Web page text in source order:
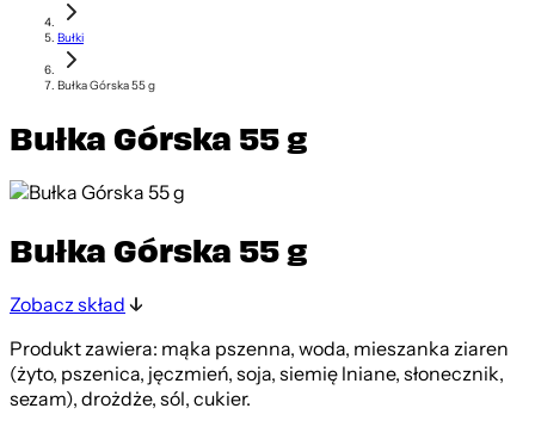
Bułki
Bułka Górska 55 g
Bułka Górska 55 g
Bułka Górska 55 g
Zobacz skład
Produkt zawiera: mąka pszenna, woda, mieszanka ziaren
(żyto, pszenica, jęczmień, soja, siemię lniane, słonecznik,
sezam), drożdże, sól, cukier.